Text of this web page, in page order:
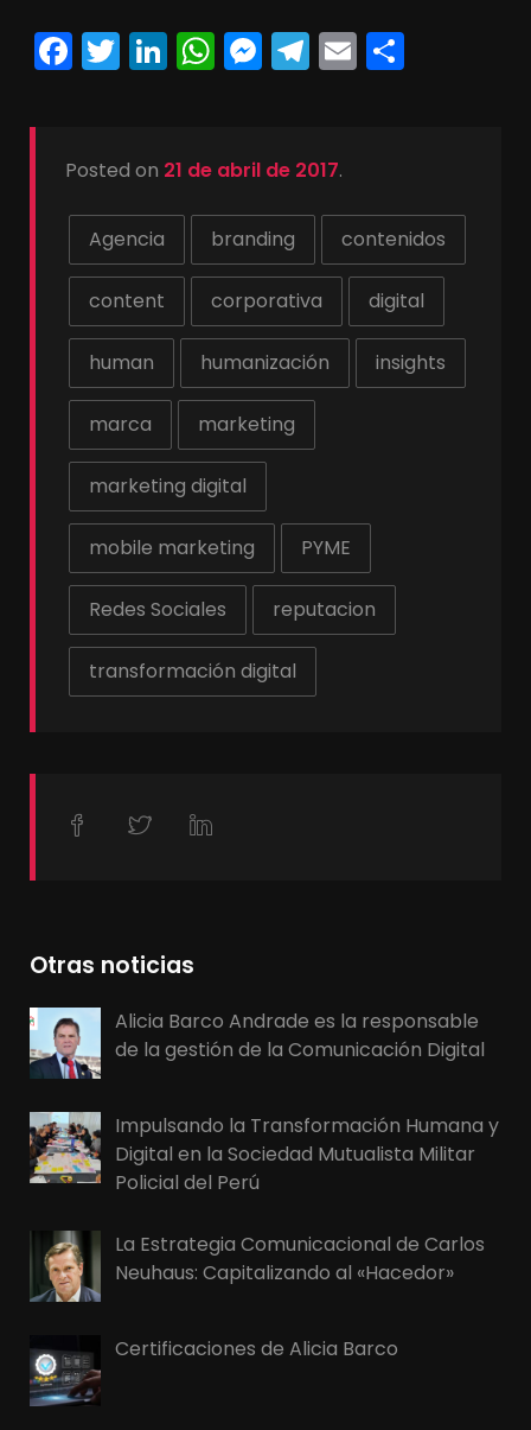
Facebook
Twitter
LinkedIn
WhatsApp
Messenger
Telegram
Email
Posted on 21 de abril de 2017.
Agencia branding contenidos
content corporativa digital
human humanización insights
marca marketing
marketing digital
mobile marketing PYME
Redes Sociales reputacion
transformación digital
Otras noticias
Alicia Barco Andrade es la responsable
de la gestión de la Comunicación Digital
Impulsando la Transformación Humana y
Digital en la Sociedad Mutualista Militar
Policial del Perú
La Estrategia Comunicacional de Carlos
Neuhaus: Capitalizando al «Hacedor»
Certificaciones de Alicia Barco